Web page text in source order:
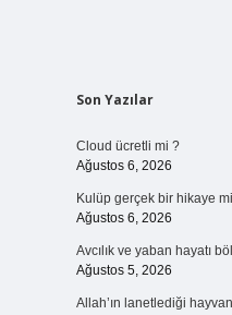
Sidebar
Son Yazılar
Cloud ücretli mi ?
Ağustos 6, 2026
Kulüp gerçek bir hikaye
Ağustos 6, 2026
Avcılık ve yaban hayatı
Ağustos 5, 2026
Allah’ın lanetlediği